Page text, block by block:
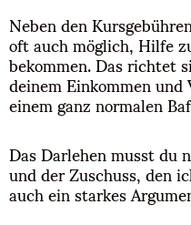
Neben den
oft auch möglich, Hilfe
bekommen. Das richtet
deinem Einkommen
einem ganz normalen
Das Darlehen musst
und der Zuschuss, den
auch ein starkes